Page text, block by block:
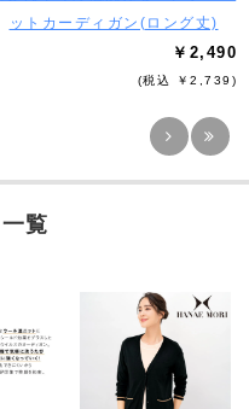
ットカーディガン(ロング丈)
￥2,490
(税込 ￥2,739)
覧